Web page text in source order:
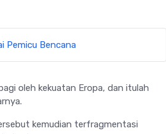
Pemicu Bencana
oleh kekuatan Eropa, dan itulah
kemudian terfragmentasi